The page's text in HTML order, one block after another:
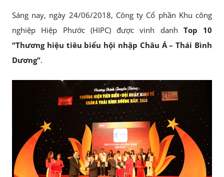
Sáng nay, ngày 24/06/2018, Công ty Cổ phần Khu công
nghiệp Hiệp Phước (HIPC) được vinh danh Top 10
“Thương hiệu tiêu biểu hội nhập Châu Á – Thái Bình
Dương”.